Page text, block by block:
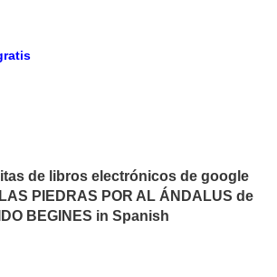
de libros electrónicos de google
PIEDRAS POR AL ÁNDALUS de
BEGINES in Spanish